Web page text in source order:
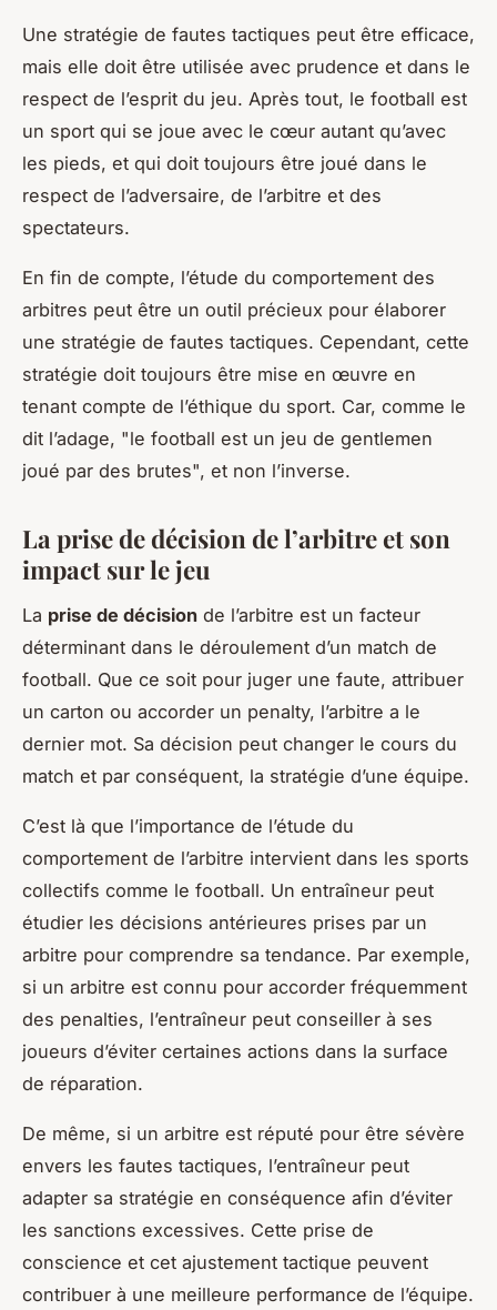
Une stratégie de fautes tactiques peut être efficace,
mais elle doit être utilisée avec prudence et dans le
respect de l’esprit du jeu. Après tout, le football est
un sport qui se joue avec le cœur autant qu’avec
les pieds, et qui doit toujours être joué dans le
respect de l’adversaire, de l’arbitre et des
spectateurs.
En fin de compte, l’étude du comportement des
arbitres peut être un outil précieux pour élaborer
une stratégie de fautes tactiques. Cependant, cette
stratégie doit toujours être mise en œuvre en
tenant compte de l’éthique du sport. Car, comme le
dit l’adage, "le football est un jeu de gentlemen
joué par des brutes", et non l’inverse.
La prise de décision de l’arbitre et son
impact sur le jeu
La prise de décision de l’arbitre est un facteur
déterminant dans le déroulement d’un match de
football. Que ce soit pour juger une faute, attribuer
un carton ou accorder un penalty, l’arbitre a le
dernier mot. Sa décision peut changer le cours du
match et par conséquent, la stratégie d’une équipe.
C’est là que l’importance de l’étude du
comportement de l’arbitre intervient dans les sports
collectifs comme le football. Un entraîneur peut
étudier les décisions antérieures prises par un
arbitre pour comprendre sa tendance. Par exemple,
si un arbitre est connu pour accorder fréquemment
des penalties, l’entraîneur peut conseiller à ses
joueurs d’éviter certaines actions dans la surface
de réparation.
De même, si un arbitre est réputé pour être sévère
envers les fautes tactiques, l’entraîneur peut
adapter sa stratégie en conséquence afin d’éviter
les sanctions excessives. Cette prise de
conscience et cet ajustement tactique peuvent
contribuer à une meilleure performance de l’équipe.